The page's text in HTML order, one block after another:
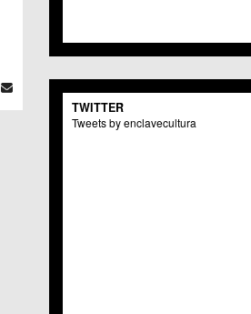
C.C.S. La Paz
C.M. El Carmen
Centros Culturales
C.C. Puertas de Castilla
TWITTER
Tweets by enclavecultura